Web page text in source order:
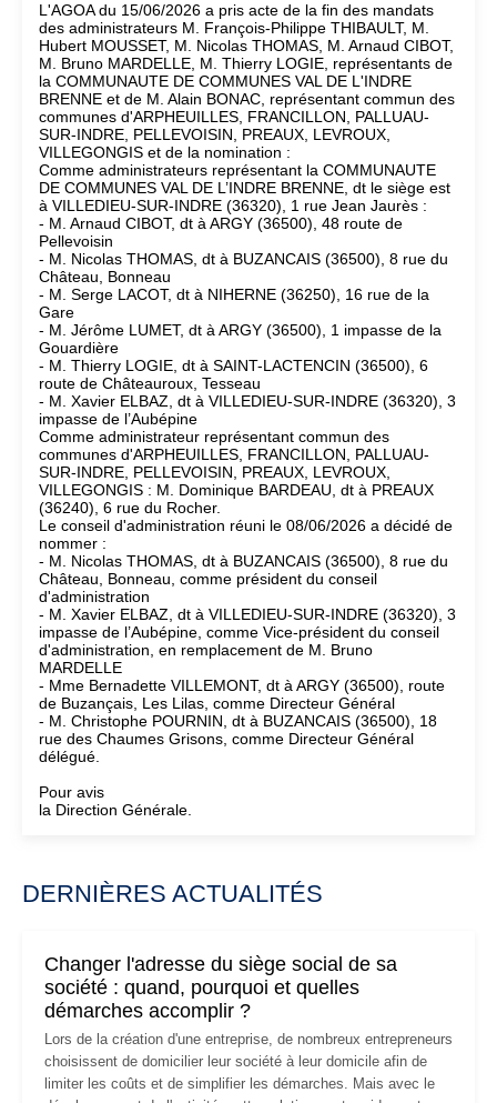
L'AGOA du 15/06/2026 a pris acte de la fin des mandats
des administrateurs M. François-Philippe THIBAULT, M.
Hubert MOUSSET, M. Nicolas THOMAS, M. Arnaud CIBOT,
M. Bruno MARDELLE, M. Thierry LOGIE, représentants de
la COMMUNAUTE DE COMMUNES VAL DE L'INDRE
BRENNE et de M. Alain BONAC, représentant commun des
communes d'ARPHEUILLES, FRANCILLON, PALLUAU-
SUR-INDRE, PELLEVOISIN, PREAUX, LEVROUX,
VILLEGONGIS et de la nomination :
Comme administrateurs représentant la COMMUNAUTE
DE COMMUNES VAL DE L’INDRE BRENNE, dt le siège est
à VILLEDIEU-SUR-INDRE (36320), 1 rue Jean Jaurès :
- M. Arnaud CIBOT, dt à ARGY (36500), 48 route de
Pellevoisin
- M. Nicolas THOMAS, dt à BUZANCAIS (36500), 8 rue du
Château, Bonneau
- M. Serge LACOT, dt à NIHERNE (36250), 16 rue de la
Gare
- M. Jérôme LUMET, dt à ARGY (36500), 1 impasse de la
Gouardière
- M. Thierry LOGIE, dt à SAINT-LACTENCIN (36500), 6
route de Châteauroux, Tesseau
- M. Xavier ELBAZ, dt à VILLEDIEU-SUR-INDRE (36320), 3
impasse de l’Aubépine
Comme administrateur représentant commun des
communes d'ARPHEUILLES, FRANCILLON, PALLUAU-
SUR-INDRE, PELLEVOISIN, PREAUX, LEVROUX,
VILLEGONGIS : M. Dominique BARDEAU, dt à PREAUX
(36240), 6 rue du Rocher.
Le conseil d'administration réuni le 08/06/2026 a décidé de
nommer :
- M. Nicolas THOMAS, dt à BUZANCAIS (36500), 8 rue du
Château, Bonneau, comme président du conseil
d'administration
- M. Xavier ELBAZ, dt à VILLEDIEU-SUR-INDRE (36320), 3
impasse de l’Aubépine, comme Vice-président du conseil
d'administration, en remplacement de M. Bruno
MARDELLE
- Mme Bernadette VILLEMONT, dt à ARGY (36500), route
de Buzançais, Les Lilas, comme Directeur Général
- M. Christophe POURNIN, dt à BUZANCAIS (36500), 18
rue des Chaumes Grisons, comme Directeur Général
délégué.
Pour avis
la Direction Générale.
DERNIÈRES ACTUALITÉS
Changer l'adresse du siège social de sa
société : quand, pourquoi et quelles
démarches accomplir ?
Lors de la création d'une entreprise, de nombreux entrepreneurs
choisissent de domicilier leur société à leur domicile afin de
limiter les coûts et de simplifier les démarches. Mais avec le